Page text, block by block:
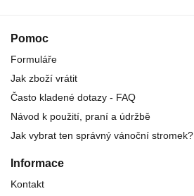
Pomoc
Formuláře
Jak zboží vrátit
Často kladené dotazy - FAQ
Návod k použití, praní a údržbě
Jak vybrat ten správný vánoční stromek?
Informace
Kontakt